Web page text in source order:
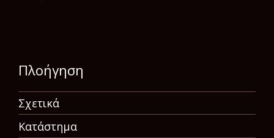
Πλοήγηση
Σχετικά
Κατάστημα